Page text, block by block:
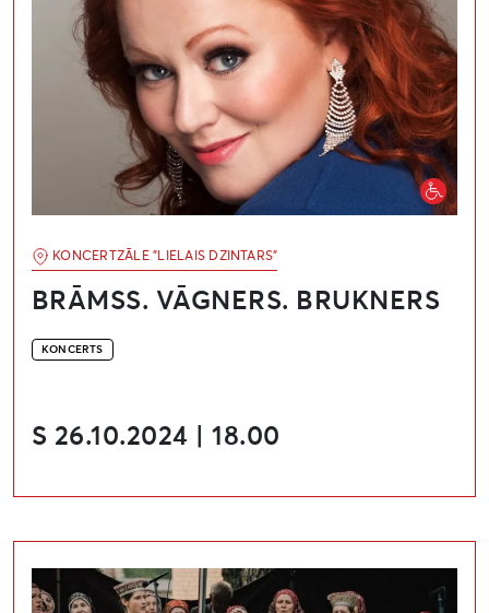
KONCERTZĀLE "LIELAIS DZINTARS"
BRĀMSS. VĀGNERS. BRUKNERS
KONCERTS
S 26.10.2024 | 18.00